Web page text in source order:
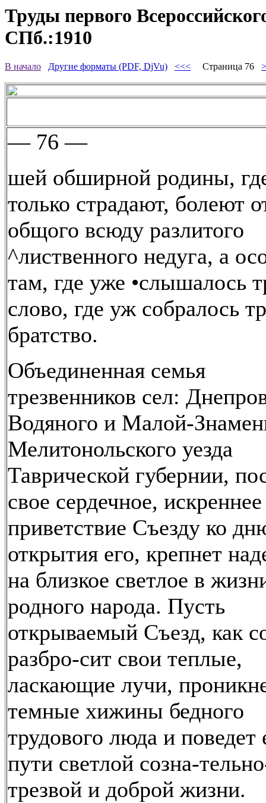
Труды первого
СПб.:1910
В начало Другие форматы (PDF, DjVu) <<< Страница 76
— 76 —
шей обширной родины,
только страдают, болеют
общого всюду разлитого
^лиственного недуга, а
там, где уже •слышалось
слово, где уж собралось
братство.
Объединенная семья
трезвенников сел:
Водяного и Малой-
Мелитонольского уезда
Таврической губернии,
свое сердечное, искреннее
приветствие Съезду ко
открытия его, крепнет
на близкое светлое в
родного народа. Пусть
открываемый Съезд, как
разбро-сит свои теплые,
ласкающие лучи,
темные хижины бедного
трудового люда и поведет
пути светлой созна-
трезвой и доброй жизни.